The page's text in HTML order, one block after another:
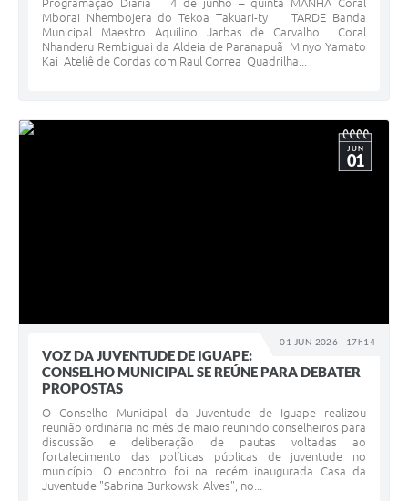
Programação Diária 4 de junho – quinta MANHÃ Coral
Mborai Nhembojera do Tekoa Takuari-ty TARDE Banda
Municipal Maestro Aquilino Jarbas de Carvalho Coral
Nhanderu Rembiguai da Aldeia de Paranapuã Minyo Yamato
Kai Ateliê de Cordas com Raul Correa Quadrilha...
01 JUN 2026 - 17h14
JUN
01
VOZ DA JUVENTUDE DE IGUAPE:
CONSELHO MUNICIPAL SE REÚNE PARA DEBATER
PROPOSTAS
O Conselho Municipal da Juventude de Iguape realizou
reunião ordinária no mês de maio reunindo conselheiros para
discussão e deliberação de pautas voltadas ao
fortalecimento das políticas públicas de juventude no
município. O encontro foi na recém inaugurada Casa da
Juventude "Sabrina Burkowski Alves", no...